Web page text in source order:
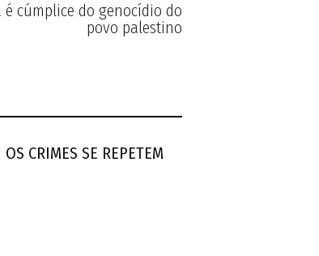
é cúmplice do genocídio do
povo palestino
OS CRIMES SE REPETEM